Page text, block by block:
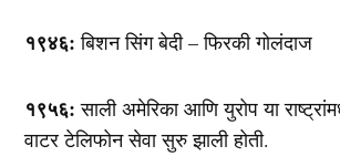
१९४६: बिशन सिंग बेदी – फिरकी गोलंदाज
१९५६: साली अमेरिका आणि युरोप या
वाटर टेलिफोन सेवा सुरु झाली होती.